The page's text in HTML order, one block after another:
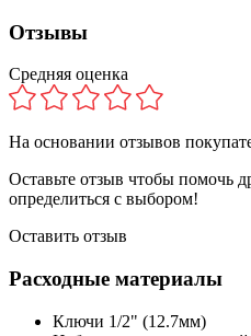
Отзывы
Средняя оценка
На основании отзывов
Оставьте отзыв чтобы помочь
определиться с выбором!
Оставить отзыв
Расходные материалы
Ключи 1/2" (12.7мм)